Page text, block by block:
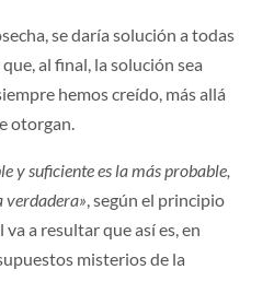
se daría solución a todas
al final, la solución sea
hemos creído, más allá
otorgan.
y suficiente es la más probable,
verdadera», según el principio
a resultar que así es, en
misterios de la